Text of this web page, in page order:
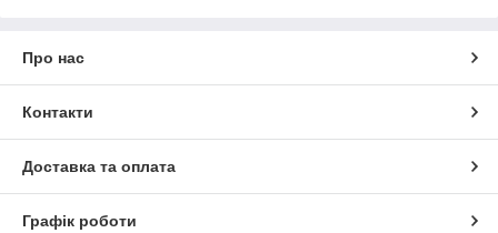
Про нас
Контакти
Доставка та оплата
Графік роботи